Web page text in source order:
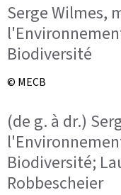
Serge Wilmes,
Biodiversité
© MECB
(de g. à dr.)
Biodiversité;
Robbescheier